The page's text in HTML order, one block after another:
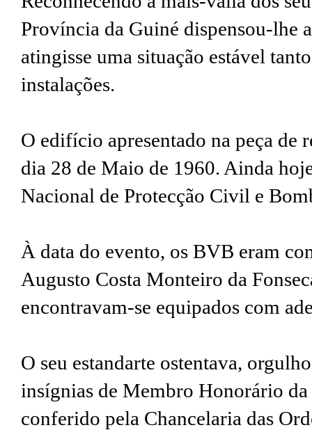
Província da Guiné dispensou-lhe
atingisse uma situação estável
instalações.
O edifício apresentado na peça de
dia 28 de Maio de 1960. Ainda
Nacional de Protecção Civil e
À data do evento, os BVB eram
Augusto Costa Monteiro da
encontravam-se equipados com
O seu estandarte ostentava,
insígnias de Membro Honorário
conferido pela Chancelaria das